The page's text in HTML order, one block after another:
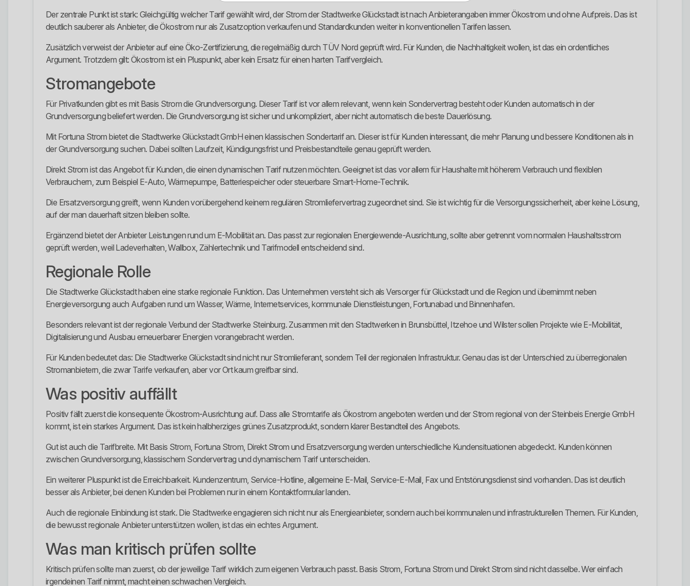
Der zentrale Punkt ist stark: Gleichgültig welcher Tarif gewählt wird, der Strom der Stadtwerke Glückstadt ist nach Anbieterangaben immer Ökostrom und ohne Aufpreis. Das ist
deutlich sauberer als Anbieter, die Ökostrom nur als Zusatzoption verkaufen und Standardkunden weiter in konventionellen Tarifen lassen.
Zusätzlich verweist der Anbieter auf eine Öko-Zertifizierung, die regelmäßig durch TÜV Nord geprüft wird. Für Kunden, die Nachhaltigkeit wollen, ist das ein ordentliches
Argument. Trotzdem gilt: Ökostrom ist ein Pluspunkt, aber kein Ersatz für einen harten Tarifvergleich.
Stromangebote
Für Privatkunden gibt es mit Basis Strom die Grundversorgung. Dieser Tarif ist vor allem relevant, wenn kein Sondervertrag besteht oder Kunden automatisch in der
Grundversorgung beliefert werden. Die Grundversorgung ist sicher und unkompliziert, aber nicht automatisch die beste Dauerlösung.
Mit Fortuna Strom bietet die Stadtwerke Glückstadt GmbH einen klassischen Sondertarif an. Dieser ist für Kunden interessant, die mehr Planung und bessere Konditionen als in
der Grundversorgung suchen. Dabei sollten Laufzeit, Kündigungsfrist und Preisbestandteile genau geprüft werden.
Direkt Strom ist das Angebot für Kunden, die einen dynamischen Tarif nutzen möchten. Geeignet ist das vor allem für Haushalte mit höherem Verbrauch und flexiblen
Verbrauchern, zum Beispiel E-Auto, Wärmepumpe, Batteriespeicher oder steuerbare Smart-Home-Technik.
Die Ersatzversorgung greift, wenn Kunden vorübergehend keinem regulären Stromliefervertrag zugeordnet sind. Sie ist wichtig für die Versorgungssicherheit, aber keine Lösung,
auf der man dauerhaft sitzen bleiben sollte.
Ergänzend bietet der Anbieter Leistungen rund um E-Mobilität an. Das passt zur regionalen Energiewende-Ausrichtung, sollte aber getrennt vom normalen Haushaltsstrom
geprüft werden, weil Ladeverhalten, Wallbox, Zählertechnik und Tarifmodell entscheidend sind.
Regionale Rolle
Die Stadtwerke Glückstadt haben eine starke regionale Funktion. Das Unternehmen versteht sich als Versorger für Glückstadt und die Region und übernimmt neben
Energieversorgung auch Aufgaben rund um Wasser, Wärme, Internetservices, kommunale Dienstleistungen, Fortunabad und Binnenhafen.
Besonders relevant ist der regionale Verbund der Stadtwerke Steinburg. Zusammen mit den Stadtwerken in Brunsbüttel, Itzehoe und Wilster sollen Projekte wie E-Mobilität,
Digitalisierung und Ausbau erneuerbarer Energien vorangebracht werden.
Für Kunden bedeutet das: Die Stadtwerke Glückstadt sind nicht nur Stromlieferant, sondern Teil der regionalen Infrastruktur. Genau das ist der Unterschied zu überregionalen
Stromanbietern, die zwar Tarife verkaufen, aber vor Ort kaum greifbar sind.
Was positiv auffällt
Positiv fällt zuerst die konsequente Ökostrom-Ausrichtung auf. Dass alle Stromtarife als Ökostrom angeboten werden und der Strom regional von der Steinbeis Energie GmbH
kommt, ist ein starkes Argument. Das ist kein halbherziges grünes Zusatzprodukt, sondern klarer Bestandteil des Angebots.
Gut ist auch die Tarifbreite. Mit Basis Strom, Fortuna Strom, Direkt Strom und Ersatzversorgung werden unterschiedliche Kundensituationen abgedeckt. Kunden können
zwischen Grundversorgung, klassischem Sondervertrag und dynamischem Tarif unterscheiden.
Ein weiterer Pluspunkt ist die Erreichbarkeit. Kundenzentrum, Service-Hotline, allgemeine E-Mail, Service-E-Mail, Fax und Entstörungsdienst sind vorhanden. Das ist deutlich
besser als Anbieter, bei denen Kunden bei Problemen nur in einem Kontaktformular landen.
Auch die regionale Einbindung ist stark. Die Stadtwerke engagieren sich nicht nur als Energieanbieter, sondern auch bei kommunalen und infrastrukturellen Themen. Für Kunden,
die bewusst regionale Anbieter unterstützen wollen, ist das ein echtes Argument.
Was man kritisch prüfen sollte
Kritisch prüfen sollte man zuerst, ob der jeweilige Tarif wirklich zum eigenen Verbrauch passt. Basis Strom, Fortuna Strom und Direkt Strom sind nicht dasselbe. Wer einfach
irgendeinen Tarif nimmt, macht einen schwachen Vergleich.